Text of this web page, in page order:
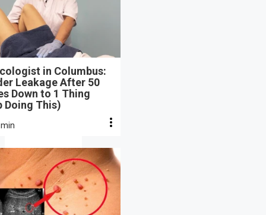
in Columbus:
Leakage After 50
Down to 1 Thing
Doing This)